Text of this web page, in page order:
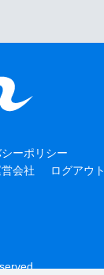
ーポリシー
会社 ログアウト